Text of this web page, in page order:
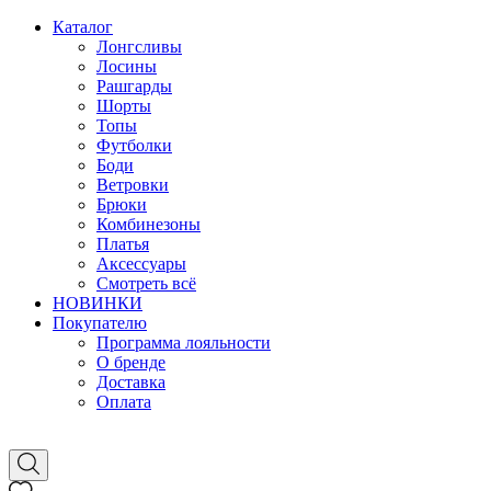
Каталог
Лонгсливы
Лосины
Рашгарды
Шорты
Топы
Футболки
Боди
Ветровки
Брюки
Комбинезоны
Платья
Аксессуары
Смотреть всё
НОВИНКИ
Покупателю
Программа лояльности
О бренде
Доставка
Оплата